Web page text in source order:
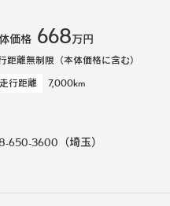
価格 668万円
離無制限（本体価格に含む）
走行距離 7,000km
650-3600 （埼玉）